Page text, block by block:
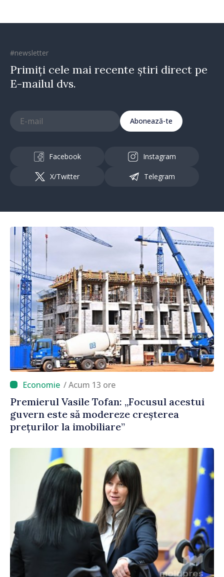
#newsletter
Primiți cele mai recente știri direct pe
E-mailul dvs.
Abonează-te
Facebook Instagram
X/Twitter Telegram
/ Acum 13 ore
Premierul Vasile Tofan: „Focusul acestui
guvern este să modereze creșterea
prețurilor la imobiliare”